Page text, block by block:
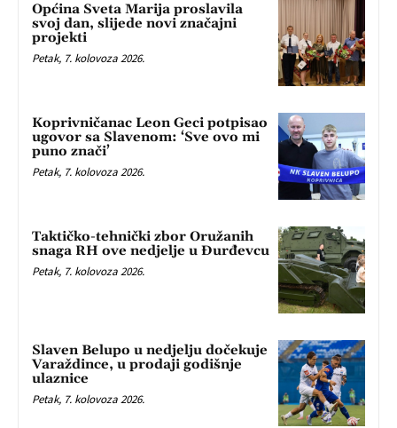
Općina Sveta Marija proslavila
svoj dan, slijede novi značajni
projekti
Petak, 7. kolovoza 2026.
Koprivničanac Leon Geci potpisao
ugovor sa Slavenom: ‘Sve ovo mi
puno znači’
Petak, 7. kolovoza 2026.
Taktičko-tehnički zbor Oružanih
snaga RH ove nedjelje u Đurđevcu
Petak, 7. kolovoza 2026.
Slaven Belupo u nedjelju dočekuje
Varaždince, u prodaji godišnje
ulaznice
Petak, 7. kolovoza 2026.